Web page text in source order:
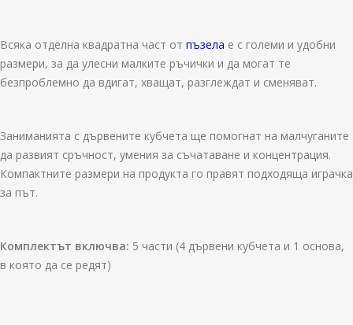
Всяка отделна квадратна част от пъзела е с големи и удобни
размери, за да улесни малките ръчички и да могат те
безпроблемно да вдигат, хващат, разглеждат и сменяват.
Заниманията с дървените кубчета ще помогнат на малчуганите
да развият сръчност, умения за съчатаване и концентрация.
Компактните размери на продукта го правят подходяща играчка
за път.
Комплектът включва: 5 части (4 дървени кубчета и 1 основа,
в която да се редят)